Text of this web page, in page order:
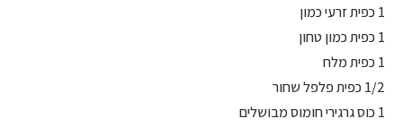
1 כפית זרעי כמון
1 כפית כמון טחון
1 כפית מלח
1/2 כפית פלפל שחור
1 כוס גרגירי חומוס מבושלים